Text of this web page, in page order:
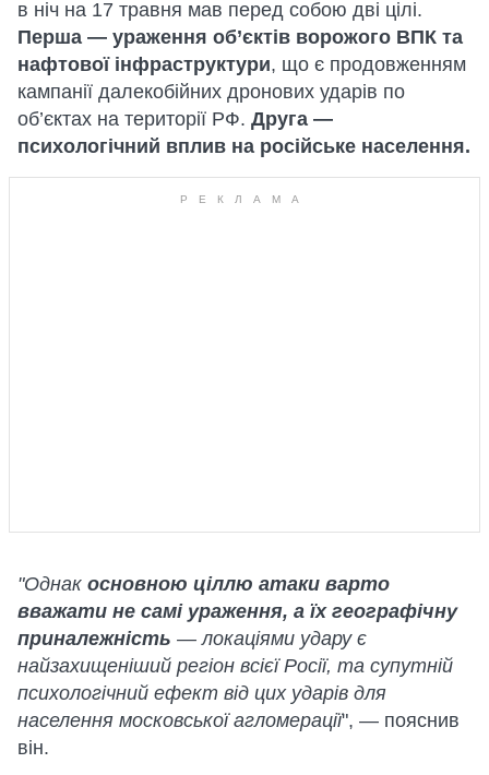
в ніч на 17 травня мав перед собою дві цілі.
Перша — ураження об’єктів ворожого ВПК та
нафтової інфраструктури, що є продовженням
кампанії далекобійних дронових ударів по
об’єктах на території РФ. Друга —
психологічний вплив на російське населення.
"Однак основною ціллю атаки варто
вважати не самі ураження, а їх географічну
приналежність — локаціями удару є
найзахищеніший регіон всієї Росії, та супутній
психологічний ефект від цих ударів для
населення московської агломерації", — пояснив
він.